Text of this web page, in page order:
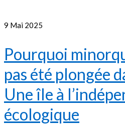
9 Mai 2025
Pourquoi
pas été plongée
Une île à
écologique